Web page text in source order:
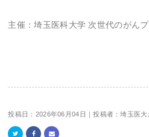
主催：埼玉医科大学 次世代のがん
投稿日：2026年06月04日｜投稿者：埼玉医大